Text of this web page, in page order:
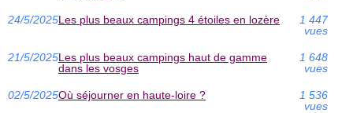
24/5/2025Les plus beaux campings 4 étoiles en lozère
1 447
vues
21/5/2025Les plus beaux campings haut de gamme
dans les vosges
1 648
vues
02/5/2025Où séjourner en haute-loire ?
1 536
vues